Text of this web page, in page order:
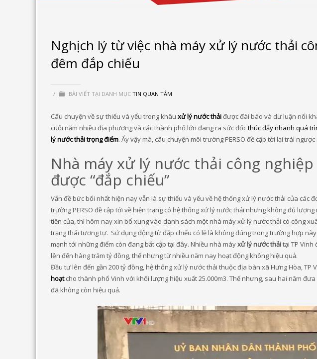
Nghịch lý từ việc nhà máy xử lý nước thải
đêm đắp chiếu
/ BÀI VIẾT TẠI DANH MỤC TIN QUAN TÂM
Câu chuyện về sự thiếu và yếu trong khâu xử lý nước thảiđược đài báo và dư luận nối
cuối năm nhiều địa phương và các thành phố lớn đang ra sức đốcthúc đẩy nhanh quá
lý nước thải trọng điểm. Ấy vậy mà, câu chuyện môi trường PERSO đề cập tới lại trái
Nhà máy xử lý nước thải công
được “đắp chiếu”
Vấn đề bức bối nhất hiện nay vẫn là sự thiếu và yếu về hệ thống xử lý nước thải của các
trường PERSO đề cập tới về hiện trạng có hệ thống xử lý nước thải nhưng không đủ
tiền của, thì hôm nay xin bổ xung vào danh sách một nhà máy xử lý nước thải có công
trạng thái tương tự. Sử dụng động từ đắp chiếu có lẽ là không đúng trong trường hợp
mạnh tới những điểm còn đang bất cập tại đây. Nhiều nhà máyxử lý nước thảitại TP
lên đến hàng trăm tỷ đồng, thế nhưng từ nhiều năm nay hoạt động không hiệu quả.
Đầu tư lên đến gần 200 tỷ đồng, hệ thống xử lý nước thải thuộc địa bàn xã Hưng Hòa, TP
hoạtcho thành phố Vinh với khối lượng hiệu xuất 25.000m3. Thế nhưng, sau hai năm
đã không còn hiệu quả.